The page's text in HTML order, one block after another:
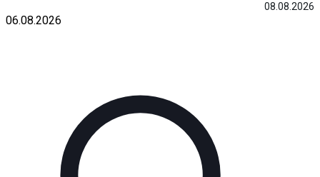
08.08.2026
06.08.2026